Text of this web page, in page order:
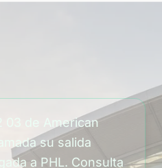
03 de American
su salida
a PHL. Consulta